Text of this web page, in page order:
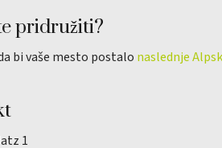
pridružiti?
bi vaše mesto postalo naslednje
1